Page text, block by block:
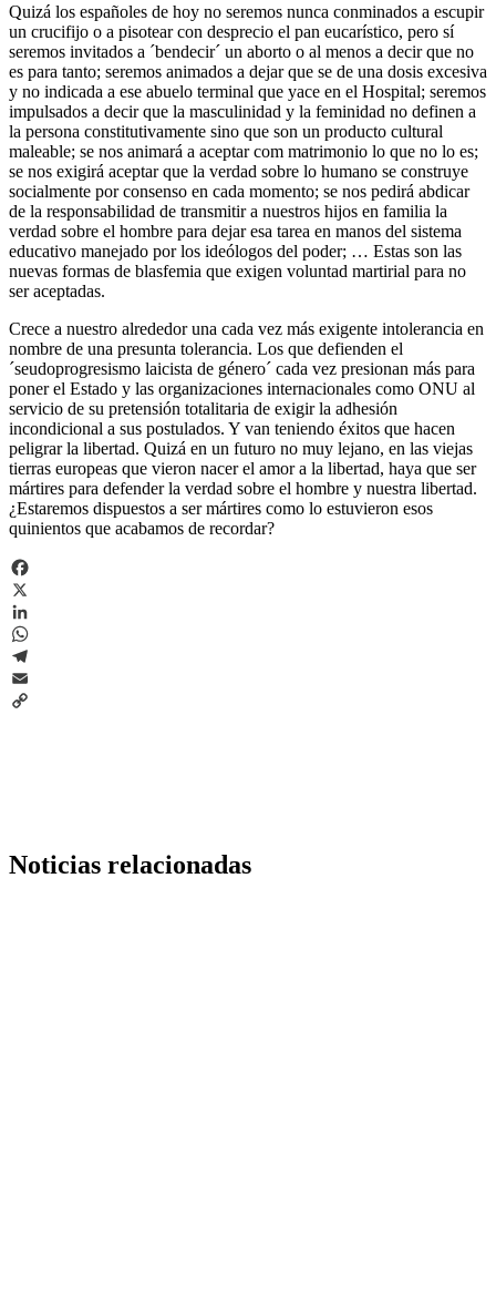
Quizá los españoles de hoy no seremos nunca conminados a escupir
un crucifijo o a pisotear con desprecio el pan eucarístico, pero sí
seremos invitados a ´bendecir´ un aborto o al menos a decir que no
es para tanto; seremos animados a dejar que se de una dosis excesiva
y no indicada a ese abuelo terminal que yace en el Hospital; seremos
impulsados a decir que la masculinidad y la feminidad no definen a
la persona constitutivamente sino que son un producto cultural
maleable; se nos animará a aceptar com matrimonio lo que no lo es;
se nos exigirá aceptar que la verdad sobre lo humano se construye
socialmente por consenso en cada momento; se nos pedirá abdicar
de la responsabilidad de transmitir a nuestros hijos en familia la
verdad sobre el hombre para dejar esa tarea en manos del sistema
educativo manejado por los ideólogos del poder; … Estas son las
nuevas formas de blasfemia que exigen voluntad martirial para no
ser aceptadas.
Crece a nuestro alrededor una cada vez más exigente intolerancia en
nombre de una presunta tolerancia. Los que defienden el
´seudoprogresismo laicista de género´ cada vez presionan más para
poner el Estado y las organizaciones internacionales como ONU al
servicio de su pretensión totalitaria de exigir la adhesión
incondicional a sus postulados. Y van teniendo éxitos que hacen
peligrar la libertad. Quizá en un futuro no muy lejano, en las viejas
tierras europeas que vieron nacer el amor a la libertad, haya que ser
mártires para defender la verdad sobre el hombre y nuestra libertad.
¿Estaremos dispuestos a ser mártires como lo estuvieron esos
quinientos que acabamos de recordar?
Facebook
X
LinkedIn
WhatsApp
Telegram
Email
Noticias relacionadas